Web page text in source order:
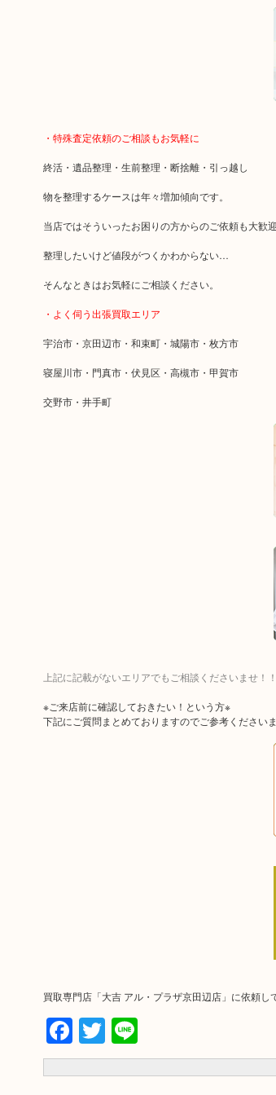
・特殊査定依頼のご相談もお気軽に
終活・遺品整理・生前整理・断捨離・引っ越し
物を整理するケースは年々増加傾向です。
当店ではそういったお困りの方からのご依頼も大歓迎
整理したいけど値段がつくかわからない…
そんなときはお気軽にご相談ください。
・よく伺う出張買取エリア
宇治市・京田辺市・和束町・城陽市・枚方市
寝屋川市・門真市・伏見区・高槻市・甲賀市
交野市・井手町
上記に記載がないエリアでもご相談くださいませ！！
※ご来店前に確認しておきたい！という方※
下記にご質問まとめておりますのでご参考ください
買取専門店「大吉 アル・プラザ京田辺店」に依頼
Facebook
Twitter
Line